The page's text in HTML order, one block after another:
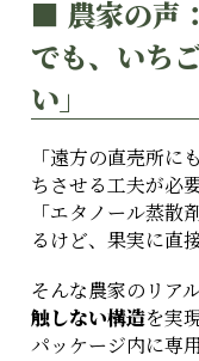
■ 農家の声
でも、いち
い」
「遠方の直売所
ちさせる工夫が必要
「エタノール蒸散
るけど、果実に直
そんな農家のリア
触しない構造を実現
パッケージ内に専